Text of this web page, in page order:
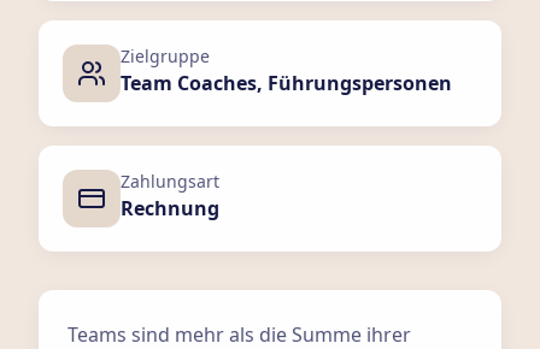
Zielgruppe
Team Coaches, Führungspersonen
Zahlungsart
Rechnung
Teams sind mehr als die Summe ihrer